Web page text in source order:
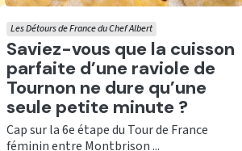
Ecouter
Saviez-vous que la cuisson
parfaite d’une raviole de
Tournon ne dure qu’une
seule petite minute ?
Les Détours de France du Chef Albert
Cap sur la 6e étape du Tour de France
féminin entre Montbrison ...